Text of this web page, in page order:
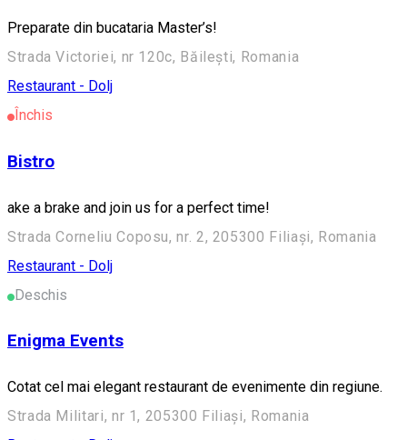
Preparate din bucataria Master’s!
Strada Victoriei, nr 120c, Băilești, Romania
Restaurant - Dolj
Închis
Bistro
ake a brake and join us for a perfect time!
Strada Corneliu Coposu, nr. 2, 205300 Filiași, Romania
Restaurant - Dolj
Deschis
Enigma Events
Cotat cel mai elegant restaurant de evenimente din regiune.
Strada Militari, nr 1, 205300 Filiași, Romania